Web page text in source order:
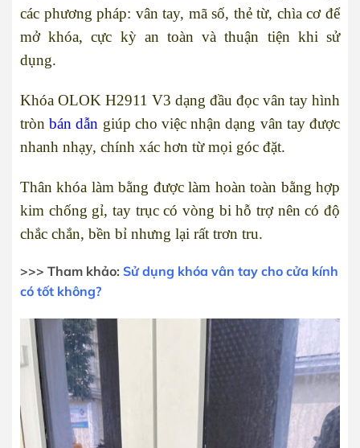
các phương pháp: vân tay, mã số, thẻ từ, chìa cơ để
mở khóa, cực kỳ an toàn và thuận tiện khi sử
dụng.
Khóa OLOK H2911 V3 dạng đầu đọc vân tay hình
trònbán dẫn giúp cho việc nhận dạng vân tay được
nhanh nhạy, chính xác hơn từ mọi góc đặt.
Thân khóa làm bằng được làm hoàn toàn bằng hợp
kim chống gỉ, tay trục có vòng bi hỗ trợ nên có độ
chắc chắn, bền bỉ nhưng lại rất trơn tru.
>>> Tham khảo: Sử dụng khóa vân tay cho cửa kính
có tốt không?